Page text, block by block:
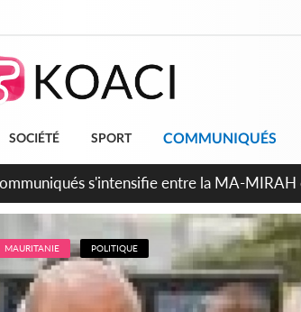
SOCIÉTÉ SPORT COMMUNIQUÉS
plaide pour un environnement
MAURITANIE POLITIQUE